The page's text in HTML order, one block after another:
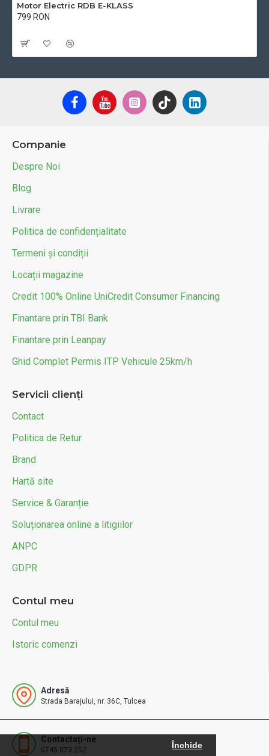
Închide
Motor Electric RDB E-KLASS
799 RON
Companie
Despre Noi
Blog
Livrare
Politica de confidențialitate
Termeni și condiții
Locații magazine
Credit 100% Online UniCredit Consumer Financing
Finantare prin TBI Bank
Finantare prin Leanpay
Ghid Complet Permis ITP Vehicule 25km/h
Servicii clienți
Contact
Politica de Retur
Brand
Hartă site
Service & Garanție
Soluționarea online a litigiilor
ANPC
GDPR
Contul meu
Contul meu
Istoric comenzi
Adresă
Strada Barajului, nr. 36C, Tulcea
Contactați-ne
0745.073.252